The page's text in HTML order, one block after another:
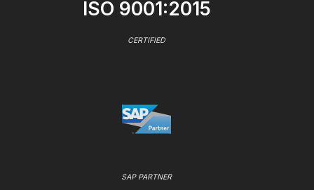
ISO 9001:2015
CERTIFIED
SAP PARTNER